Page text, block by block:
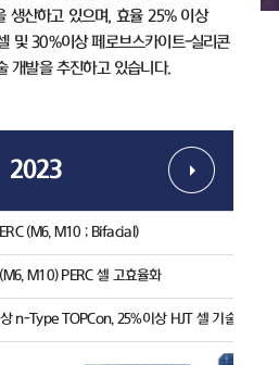
생산하고 있으며, 효율 25% 이상
및 30%이상 페로브스카이트-실리콘
개발을 추진하고 있습니다.
2023
(M6, M10 ; Bifacial)
M10) PERC 셀 고효율화
n-Type TOPCon, 25%이상 HJT 셀 기술 개발